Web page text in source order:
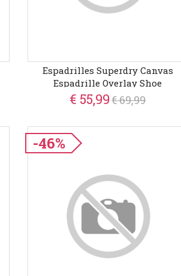
Espadrilles Superdry Canvas
Espadrille Overlay Shoe
€ 55,99€ 69,99
-46%